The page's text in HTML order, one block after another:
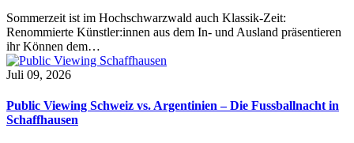
Sommerzeit ist im Hochschwarzwald auch Klassik-Zeit:
Renommierte Künstler:innen aus dem In- und Ausland präsentieren
ihr Können dem…
Juli 09, 2026
Public Viewing Schweiz vs. Argentinien – Die Fussballnacht in
Schaffhausen